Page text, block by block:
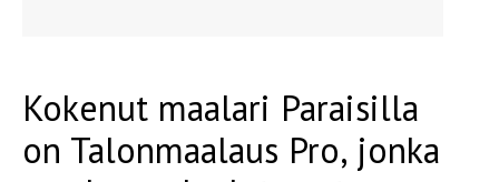
Kokenut maalari Paraisilla
on Talonmaalaus Pro, jonka